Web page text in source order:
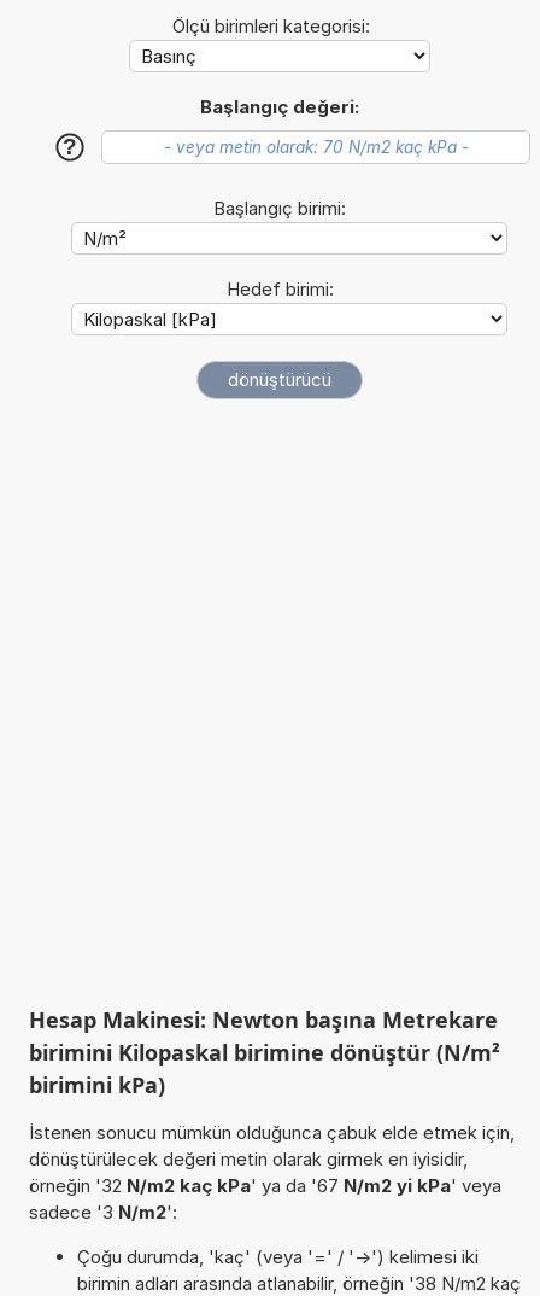
Ölçü birimleri kategorisi:
Başlangıç değeri:
?
Başlangıç birimi:
Hedef birimi:
Hesap Makinesi: Newton başına Metrekare
birimini Kilopaskal birimine dönüştür (N/m²
birimini kPa)
İstenen sonucu mümkün olduğunca çabuk elde etmek için,
dönüştürülecek değeri metin olarak girmek en iyisidir,
örneğin '32 N/m2 kaç kPa' ya da '67 N/m2 yi kPa' veya
sadece '3 N/m2':
Çoğu durumda, 'kaç' (veya '=' / '->') kelimesi iki
birimin adları arasında atlanabilir, örneğin '38 N/m2 kaç